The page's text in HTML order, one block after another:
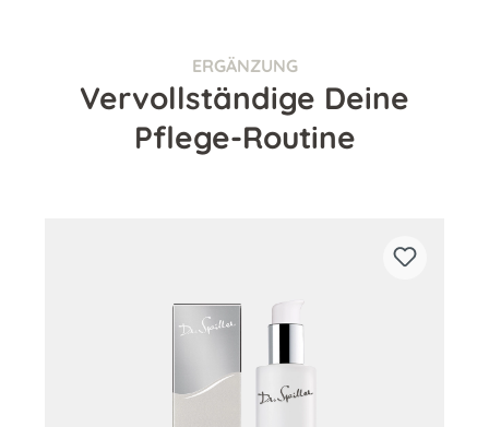
ERGÄNZUNG
Vervollständige Deine
Pflege-Routine